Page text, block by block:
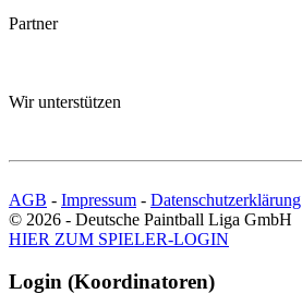
Partner
Wir unterstützen
AGB - Impressum - Datenschutzerklärung
© 2026 - Deutsche Paintball Liga GmbH
HIER ZUM SPIELER-LOGIN
Login (Koordinatoren)